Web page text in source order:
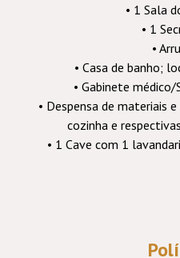
• 1 Sala
• 1
•
• Casa de banho;
• Gabinete
• Despensa de materiais
cozinha e
• 1 Cave com 1